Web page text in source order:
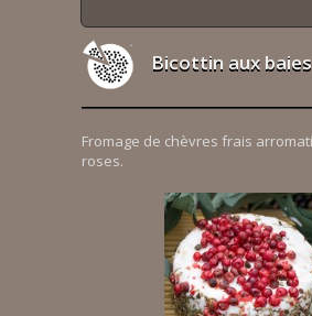
Bicottin aux
Fromage de chèvres frais
roses.